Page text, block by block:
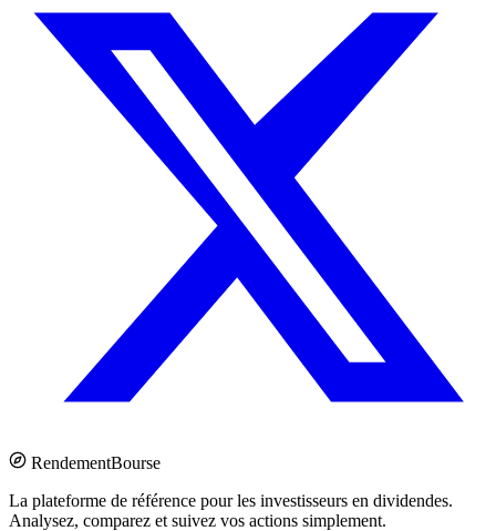
RendementBourse
La plateforme de référence pour les investisseurs en dividendes.
Analysez, comparez et suivez vos actions simplement.